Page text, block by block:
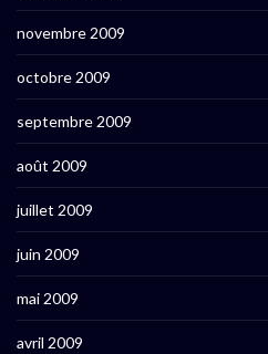
novembre 2009
octobre 2009
septembre 2009
août 2009
juillet 2009
juin 2009
mai 2009
avril 2009